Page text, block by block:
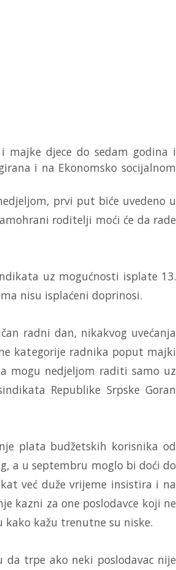
djece do sedam godina i
i na Ekonomsko socijalnom
prvi put biće uvedeno u
roditelji moći će da rade
uz mogućnosti isplate 13.
nisu isplaćeni doprinosi.
radni dan, nikakvog uvećanja
kategorije radnika poput majki
mogu nedjeljom raditi samo uz
Republike Srpske Goran
plata budžetskih korisnika od
a u septembru moglo bi doći do
već duže vrijeme insistira i na
kazni za one poslodavce koji ne
kažu trenutne su niske.
trpe ako neki poslodavac nije